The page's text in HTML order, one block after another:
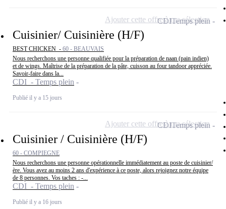
Cuisinier/ Cuisinière (H/F)
BEST CHICKEN - 60 - BEAUVAIS
Nous recherchons une personne qualifiée pour la préparation de naan (pain indien)
et de wings. Maîtrise de la préparation de la pâte, cuisson au four tandoor appréciée.
Savoir-faire dans la...
CDI - Temps plein
Publié il y a 15 jours
CDITemps plein
Ajouter cette offre à ma sélection
Cuisinier / Cuisinière (H/F)
60 - COMPIEGNE
Nous recherchons une personne opérationnelle immédiatement au poste de cuisinier/
ère. Vous avez au moins 2 ans d'expérience à ce poste, alors rejoignez notre équipe
de 8 personnes. Vos taches : -...
CDI - Temps plein
Publié il y a 16 jours
CDITemps plein
Ajouter cette offre à ma sélection